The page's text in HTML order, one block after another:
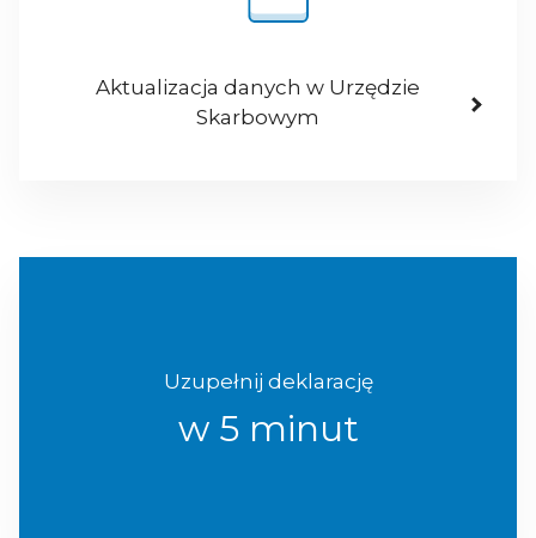
Aktualizacja danych w Urzędzie
Skarbowym
Uzupełnij deklarację
w 5 minut